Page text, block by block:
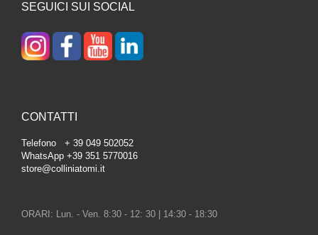
SEGUICI SUI SOCIAL
CONTATTI
Telefono + 39 049 502052
WhatsApp +39 351 5770016
store@colliniatomi.it
ORARI: Lun. - Ven. 8:30 - 12: 30 | 14:30 - 18:30